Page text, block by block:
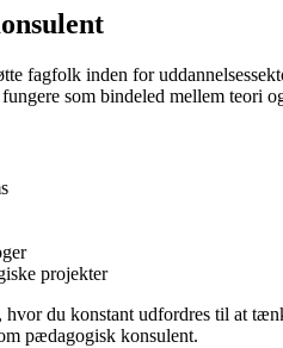
fagfolk inden for
som bindeled mellem
projekter
du konstant udfordres til at
pædagogisk konsulent.